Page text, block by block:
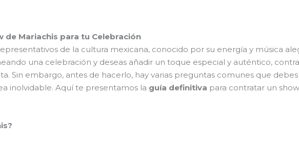
de Mariachis para tu Celebración
de la cultura mexicana, conocido por su energía y música
una celebración y deseas añadir un toque especial y auténtico,
Sin embargo, antes de hacerlo, hay varias preguntas comunes que
inolvidable. Aquí te presentamos la guía definitiva para contratar un